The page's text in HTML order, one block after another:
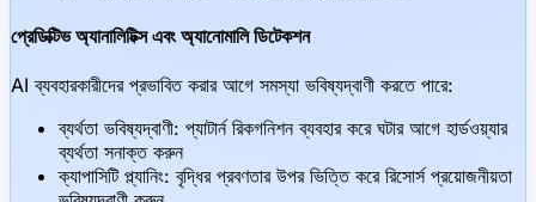
প্রেডিক্টিভ অ্যানালিটিক্স এবং অ্যানোমালি ডিটেকশন
AI ব্যবহারকারীদের প্রভাবিত করার আগে সমস্যা ভবিষ্যদ্বাণী করতে পারে:
ব্যর্থতা ভবিষ্যদ্বাণী: প্যাটার্ন রিকগনিশন ব্যবহার করে ঘটার আগে হার্ডওয়্যার
ব্যর্থতা সনাক্ত করুন
ক্যাপাসিটি প্ল্যানিং: বৃদ্ধির প্রবণতার উপর ভিত্তি করে রিসোর্স প্রয়োজনীয়তা